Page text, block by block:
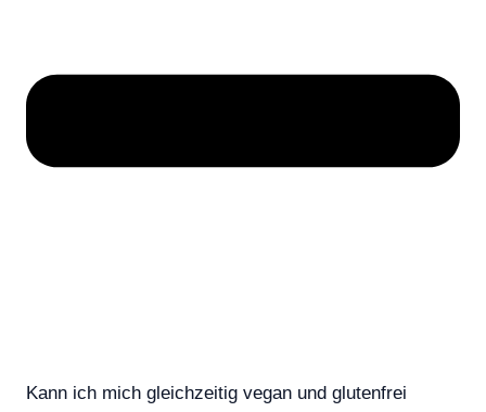
Kann ich mich gleichzeitig vegan und glutenfrei